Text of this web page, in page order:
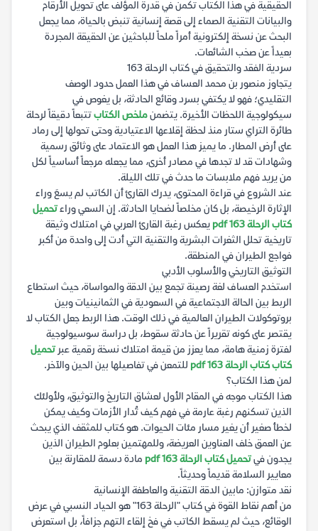
الحقيقية في هذا الكتاب تكمن في قدرة المؤلف على تحويل الأرقام
والبيانات التقنية الصماء إلى قصة إنسانية تنبض بالحياة، مما يجعل
البحث عن نسخة إلكترونية أمراً ملحاً للباحثين عن الحقيقة المجردة
بعيداً عن صخب الشائعات.
سردية الفقد والتحقيق في كتاب الرحلة 163
يتجاوز منصور بن محمد العساف في هذا العمل حدود الوصف
التقليدي؛ فهو لا يكتفي بسرد وقائع الحادثة، بل يغوص في
سيكولوجية اللحظات الأخيرة. يتضمنملخص الكتابتتبعاً دقيقاً لرحلة
طائرة التراي ستار منذ لحظة إقلاعها الاعتيادية وحتى تحولها إلى رماد
على أرض المطار. ما يميز هذا العمل هو الاعتماد على وثائق رسمية
وشهادات قد لا تجدها في مصادر أخرى، مما يجعله مرجعاً أساسياً لكل
من يريد فهم ملابسات ما حدث في تلك الليلة.
عند الشروع في قراءة المحتوى، يدرك القارئ أن الكاتب لم يسعَ وراء
الإثارة الرخيصة، بل كان مخلصاً لضحايا الحادثة. إن السعي وراءتحميل
كتاب الرحلة 163 pdf
يعكس رغبة القارئ العربي في امتلاك وثيقة
تاريخية تحلل الثغرات البشرية والتقنية التي أدت إلى واحدة من أكبر
فواجع الطيران في المنطقة.
التوثيق التاريخي والأسلوب الأدبي
استخدم العساف لغة رصينة تجمع بين الدقة والمواساة، حيث استطاع
الربط بين الحالة الاجتماعية في السعودية في الثمانينيات وبين
بروتوكولات الطيران العالمية في ذلك الوقت. هذا الربط جعل الكتاب لا
يقتصر على كونه تقريراً عن حادثة سقوط، بل دراسة سوسيولوجية
لفترة زمنية هامة، مما يعزز من قيمة امتلاك نسخة رقمية عبرتحميل
كتاب كتاب الرحلة 163 pdf
للتمعن في تفاصيلها بين الحين والآخر.
لمن هذا الكتاب؟
هذا الكتاب موجه في المقام الأول لعشاق التاريخ والتوثيق، ولأولئك
الذين تسكنهم رغبة عارمة في فهم كيف تُدار الأزمات وكيف يمكن
لخطأ صغير أن يغير مسار مئات الحيوات. هو كتاب للمثقف الذي يبحث
عن العمق خلف العناوين العريضة، وللمهتمين بعلوم الطيران الذين
يجدون فيتحميل كتاب الرحلة 163 pdf
مادة دسمة للمقارنة بين
معايير السلامة قديماً وحديثاً.
نقد متوازن: مابين الدقة التقنية والعاطفة الإنسانية
من أهم نقاط القوة في كتاب "الرحلة 163" هو الحياد النسبي في عرض
الوقائع، حيث لم يسقط الكاتب في فخ إلقاء التهم جزافاً، بل استعرض